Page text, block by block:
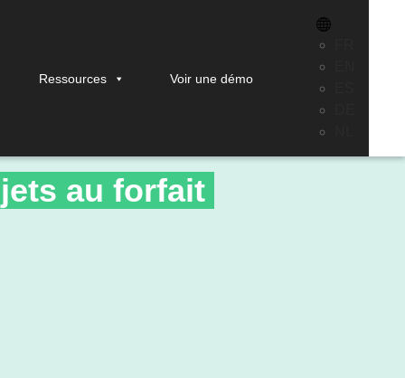
Ressources Voir une démo
au forfait